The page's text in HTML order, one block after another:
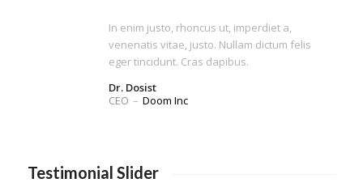
In enim justo, rhoncus ut, imperdiet a,
venenatis vitae, justo. Nullam dictum felis
eger tincidunt. Cras dapibus.
Dr. Dosist
CEO – Doom Inc
Testimonial Slider